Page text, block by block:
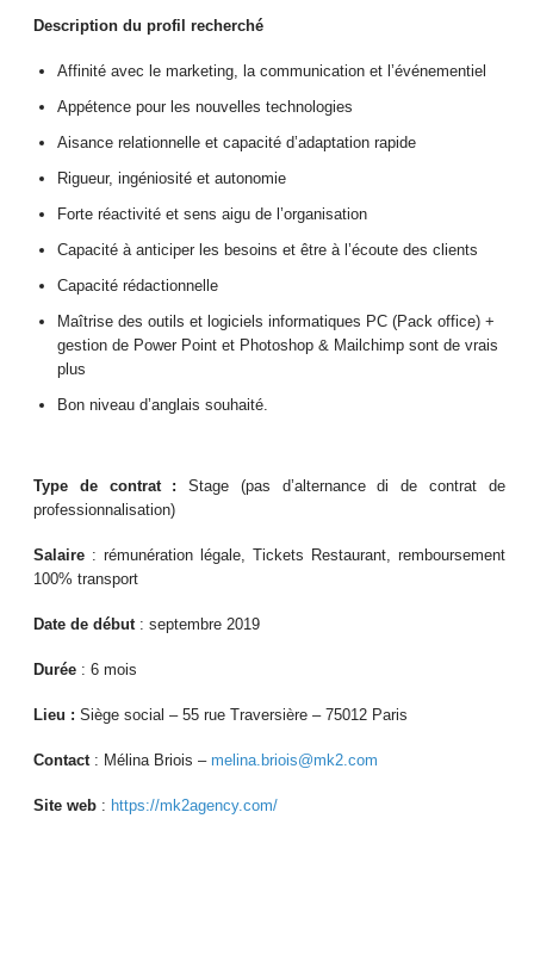
Description du profil recherché
Affinité avec le marketing, la communication et l’événementiel
Appétence pour les nouvelles technologies
Aisance relationnelle et capacité d’adaptation rapide
Rigueur, ingéniosité et autonomie
Forte réactivité et sens aigu de l’organisation
Capacité à anticiper les besoins et être à l’écoute des clients
Capacité rédactionnelle
Maîtrise des outils et logiciels informatiques PC (Pack office) +
gestion de Power Point et Photoshop & Mailchimp sont de vrais
plus
Bon niveau d’anglais souhaité.
Type de contrat :Stage (pas d’alternance di de contrat de
professionnalisation)
Salaire : rémunération légale, Tickets Restaurant, remboursement
100% transport
Date de début: septembre 2019
Durée : 6 mois
Lieu :Siège social – 55 rue Traversière – 75012 Paris
Contact: Mélina Briois –melina.briois@mk2.com
Site web : https://mk2agency.com/